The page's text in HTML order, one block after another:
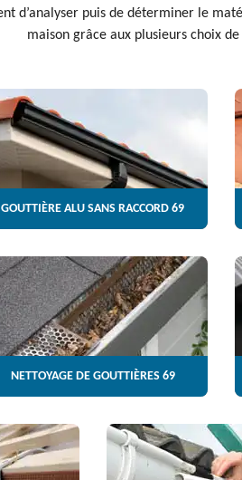
d’analyser puis de déterminer le
maison grâce aux plusieurs choix
GOUTTIÈRE ALU SANS RACCORD 69
NETTOYAGE DE GOUTTIÈRES 69